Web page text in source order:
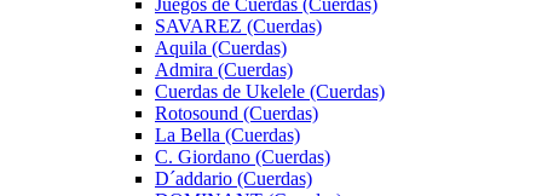
Juegos de Cuerdas (Cuerdas)
SAVAREZ (Cuerdas)
Aquila (Cuerdas)
Admira (Cuerdas)
Cuerdas de Ukelele (Cuerdas)
Rotosound (Cuerdas)
La Bella (Cuerdas)
C. Giordano (Cuerdas)
D´addario (Cuerdas)